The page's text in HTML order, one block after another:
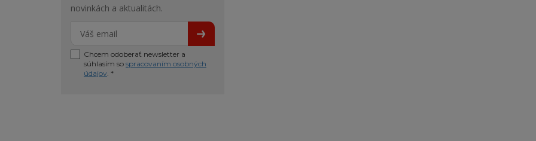
novinkách a aktualitách.
Chcem odoberať newsletter a
súhlasím so spracovaním osobných
údajov. *